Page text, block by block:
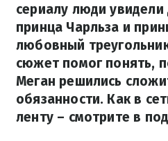
сериалу люди
принца Чарльза и
любовный
сюжет помог понять,
Меган решились
обязанности. Как в
ленту – смотрите в